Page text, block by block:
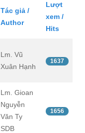
Tác giả /
Author
Lượt
xem /
Hits
Lm. Vũ
Xuân Hạnh
1637
Lm. Gioan
Nguyễn
Văn Ty
SDB
1656